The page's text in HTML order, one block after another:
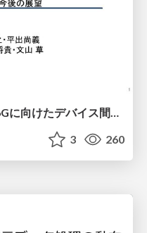
セマンティック通信勉強会 6Gに向けたデバイス間効率的な通信の技術紹介・課題・今後展望
3 260